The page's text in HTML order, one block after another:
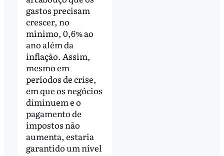
gastos precisam
crescer, no
mínimo, 0,6% ao
ano além da
inflação. Assim,
mesmo em
períodos de crise,
em que os negócios
diminuem e o
pagamento de
impostos não
aumenta, estaria
garantido um nível